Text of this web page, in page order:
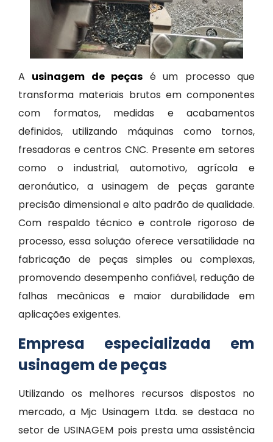
A usinagem de peças é um processo que
transforma materiais brutos em componentes
com formatos, medidas e acabamentos
definidos, utilizando máquinas como tornos,
fresadoras e centros CNC. Presente em setores
como o industrial, automotivo, agrícola e
aeronáutico, a usinagem de peças garante
precisão dimensional e alto padrão de qualidade.
Com respaldo técnico e controle rigoroso de
processo, essa solução oferece versatilidade na
fabricação de peças simples ou complexas,
promovendo desempenho confiável, redução de
falhas mecânicas e maior durabilidade em
aplicações exigentes.
Empresa especializada em
usinagem de peças
Utilizando os melhores recursos dispostos no
mercado, a Mjc Usinagem Ltda. se destaca no
setor de USINAGEM pois presta uma assistência